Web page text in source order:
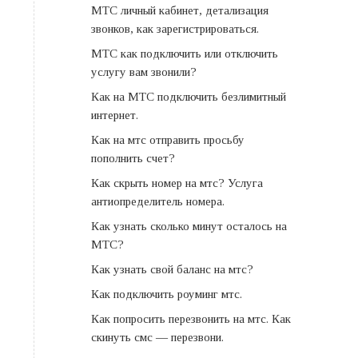
МТС личный кабинет, детализация
звонков, как зарегистрироваться.
МТС как подключить или отключить
услугу вам звонили?
Как на МТС подключить безлимитный
интернет.
Как на мтс отправить просьбу
пополнить счет?
Как скрыть номер на мтс? Услуга
антиопределитель номера.
Как узнать сколько минут осталось на
МТС?
Как узнать свой баланс на мтс?
Как подключить роуминг мтс.
Как попросить перезвонить на мтс. Как
скинуть смс — перезвони.